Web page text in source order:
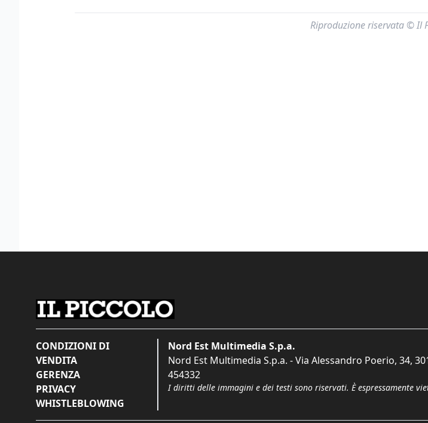
Riproduzione riservata © Il
CONDIZIONI DI
VENDITA
GERENZA
PRIVACY
WHISTLEBLOWING
Nord Est Multimedia S.p.a.
Nord Est Multimedia S.p.a. - Via Alessandro Poerio, 34,
454332
I diritti delle immagini e dei testi sono riservati. È espressamente